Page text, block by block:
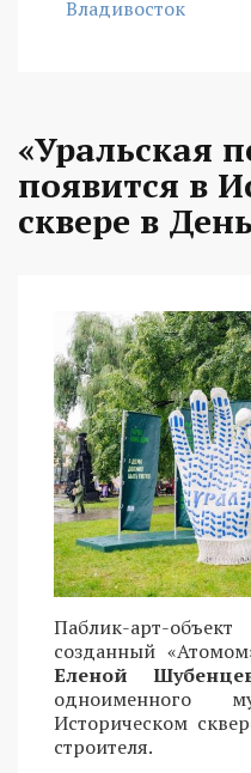
Владивосток
«Уральская
появится в
сквере в
Паблик-арт-объект
созданный
Еленой
одноименного
Историческом
строителя.